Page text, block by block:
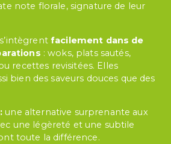
note florale, signature de leur
facilement dans de
: woks, plats sautés,
recettes revisitées. Elles
bien des saveurs douces que des
une alternative surprenante aux
une légèreté et une subtile
toute la différence.